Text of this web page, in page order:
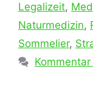
Legalizeit,
Naturmedizin,
Sommelier,